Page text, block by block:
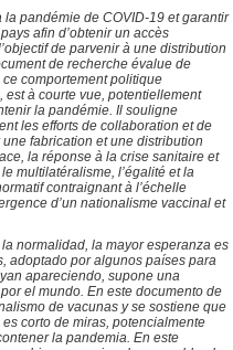
pandémie de COVID-19 et garantir
afin d’obtenir un accès
de parvenir à une distribution
de recherche évalue de
comportement politique
à courte vue, potentiellement
la pandémie. Il souligne
les efforts de collaboration et de
fabrication et une distribution
la réponse à la crise sanitaire et
multilatéralisme, l’égalité et la
contraignant à l’échelle
d’un nationalisme vaccinal et
normalidad, la mayor esperanza es
adoptado por algunos países para
apareciendo, supone una
el mundo. En este documento de
de vacunas y se sostiene que
corto de miras, potencialmente
la pandemia. En este